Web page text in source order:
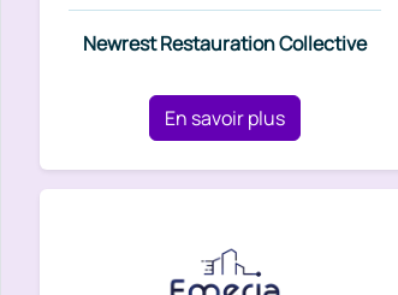
Newrest Restauration Collective
En savoir plus